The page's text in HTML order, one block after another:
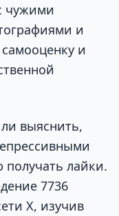
чужими
и
и
выяснить,
лайки.
7736
X, изучив